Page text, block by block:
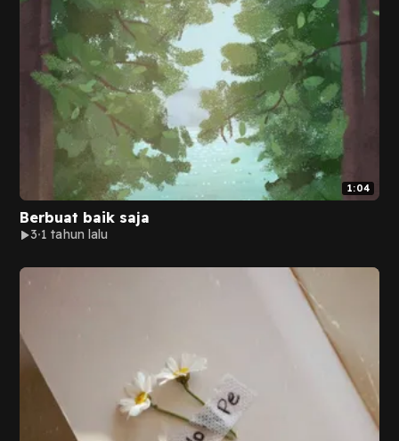
1:04
Berbuat baik saja
3 1 tahun lalu